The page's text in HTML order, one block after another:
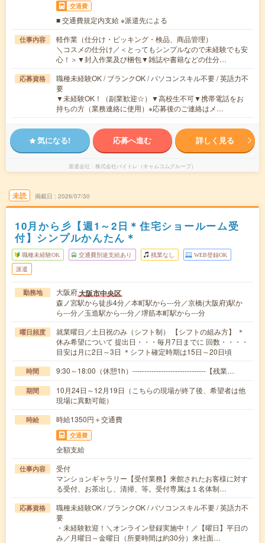
交通費
■ 交通費規定内支給 ※派遣先による
仕事内容
軽作業（仕分け・ピッキング・検品、商品管理）
＼コスメの仕分け／＜とってもシンプルなので未経験でも安
心！＞▼封入作業及び梱包▼雑誌や書籍などの仕分…
応募資格
職種未経験OK / ブランクOK / パソコンスキル不要 / 英語力不
要
▼未経験OK！（副業歓迎☆）▼高校生不可▼携帯電話をお
持ちの方（業務連絡に使用）※応募後のご連絡はメ…
気になる! 応募へ進む 詳しく見る
派遣会社 株式会社バイトレ（キャムコムグループ）
未読 掲載日 2026/07/30
10月から彡【週1～2日＊住宅ショールーム受
付】シンプルかんたん＊
職種未経験OK 交通費別途支給あり 残業なし WEB登録OK
派遣
勤務地 大阪府大阪市中央区
森ノ宮駅から徒歩4分／本町駅から---分／京橋(大阪府)駅か
ら---分／玉造駅から---分／堺筋本町駅から---分
曜日頻度
就業曜日／土日祝のみ（シフト制） 【シフトの組み方】 ＊
休み希望について 提出日・・・毎月7日までに 回数・・・・
目安は月に2日～3日 ＊シフト確定時期は15日～20日頃
時間 9:30～18:00（休憩1h）-------------------------------【残業…
期間
10月24日～12月19日（こちらの現場が終了後、希望者は他
現場に異動可能）
時給 時給1350円＋交通費
交通費
全額支給
仕事内容
受付
マンションギャラリー【受付業務】来館されたお客様に対す
る受付、お茶出し、清掃、等。受付専属は１名体制…
応募資格
職種未経験OK / ブランクOK / パソコンスキル不要 / 英語力不
要
・未経験歓迎！＼オンライン登録実施中！／【曜日】平日の
み／月曜日～金曜日（所要時間は約30分）来社面…